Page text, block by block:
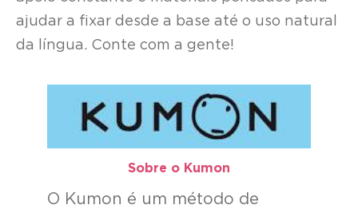
ajudar a fixar desde a base até o uso natural
da língua. Conte com a gente!
Sobre o Kumon​
O Kumon é um método de